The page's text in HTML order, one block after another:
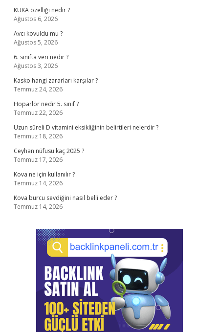
KUKA özelliği nedir ?
Ağustos 6, 2026
Avcı kovuldu mu ?
Ağustos 5, 2026
6. sınıfta veri nedir ?
Ağustos 3, 2026
Kasko hangi zararları karşılar ?
Temmuz 24, 2026
Hoparlör nedir 5. sınıf ?
Temmuz 22, 2026
Uzun süreli D vitamini eksikliğinin belirtileri nelerdir ?
Temmuz 18, 2026
Ceyhan nüfusu kaç 2025 ?
Temmuz 17, 2026
Kova ne için kullanılır ?
Temmuz 14, 2026
Kova burcu sevdiğini nasıl belli eder ?
Temmuz 14, 2026